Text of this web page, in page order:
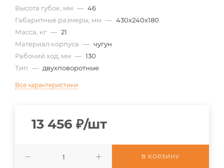
Высота губок, мм — 46
Габаритные размеры, мм — 430x240x180
Масса, кг — 21
Материал корпуса — чугун
Рабочий ход, мм — 130
Тип — двухповоротные
Все характеристики
13 456 ₽/шт
В КОРЗИНУ